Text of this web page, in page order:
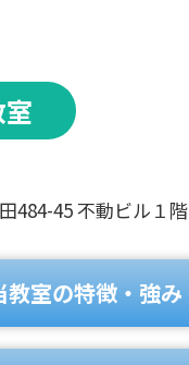
484-45 不動ビル１階
教室の特徴・強み